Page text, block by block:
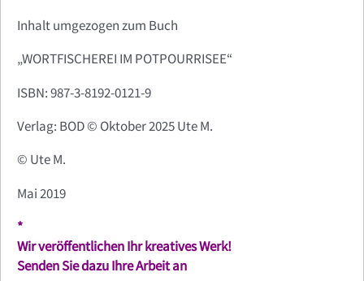
Inhalt umgezogen zum Buch
„WORTFISCHEREI IM POTPOURRISEE“
ISBN: 987-3-8192-0121-9
Verlag: BOD ©️ Oktober 2025 Ute M.
© Ute M.
Mai 2019
*
Wir veröffentlichen Ihr kreatives Werk!
Senden Sie dazu Ihre Arbeit an